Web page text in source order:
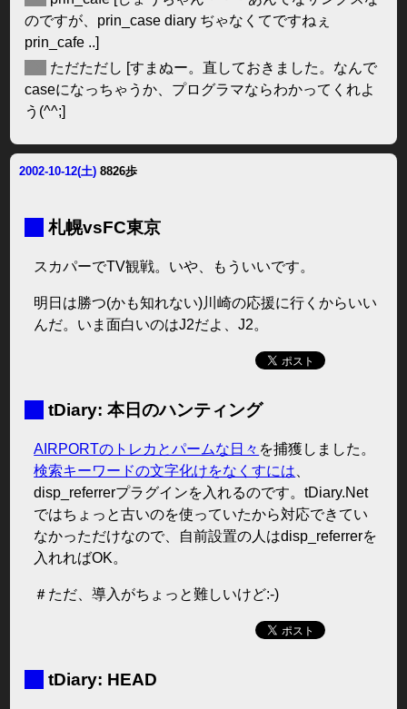
のですが、prin_case diary ぢゃなくてですねぇ
prin_cafe ..]
ただただし [すまぬー。直しておきました。なんで
caseになっちゃうか、プログラマならわかってくれよ
う(^^;]
2002-10-12(土) 8826歩
札幌vsFC東京
スカパーでTV観戦。いや、もういいです。
明日は勝つ(かも知れない)川崎の応援に行くからいい
んだ。いま面白いのはJ2だよ、J2。
tDiary: 本日のハンティング
AIRPORTのトレカとパームな日々 を捕獲しました。
検索キーワードの文字化けをなくすには
disp_referrerプラグインを入れるのです。tDiary.Net
ではちょっと古いのを使っていたから対応できてい
なかっただけなので、自前設置の人はdisp_referrerを
入れればOK。
＃ただ、導入がちょっと難しいけど:-)
tDiary: HEAD